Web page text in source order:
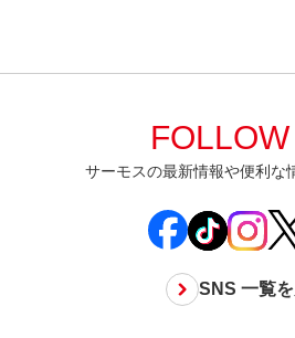
サーモスの最新情報や便利な
SNS 一覧